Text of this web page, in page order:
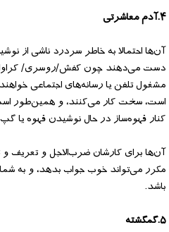
۴.آدم معاشرتی
آن‌ها احتمالا به خاطر سردرد ناشی از
دست می‌دهند چون کفش/روسری/ کراوات
مشغول تلفن یا رسانه‌های اجتماعی
است، سخت کار می‌کنند، و همین‌طور
کنار قهوه‌ساز در حال نوشیدن قهوه یا
آن‌ها برای کارشان ضرب‌الاجل و تعریف و
مکرر می‌تواند خوب جواب بدهد، و به شما
باشد.
۵.گمگشته